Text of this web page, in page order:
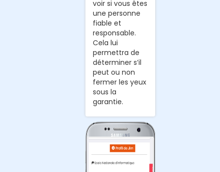
voir si vous êtes
une personne
fiable et
responsable.
Cela lui
permettra de
déterminer s’il
peut ou non
fermer les yeux
sous la
garantie.